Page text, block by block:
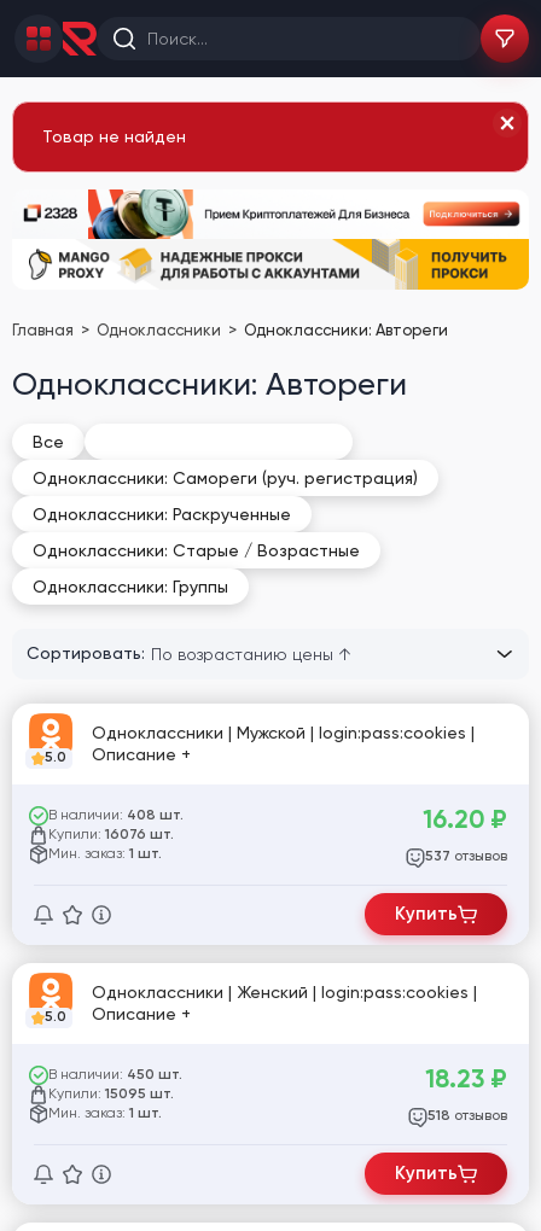
Товар не найден
Главная Одноклассники Одноклассники: Автореги
Одноклассники: Автореги
Все
Одноклассники: Самореги (руч. регистрация)
Одноклассники: Раскрученные
Одноклассники: Старые / Возрастные
Одноклассники: Группы
Сортировать:
5.0
Одноклассники | Мужской | login:pass:cookies |
Описание +
В наличии: 408 шт.
Купили: 16076 шт.
Мин. заказ: 1 шт.
16.20 ₽
537 отзывов
Купить
5.0
Одноклассники | Женский | login:pass:cookies |
Описание +
В наличии: 450 шт.
Купили: 15095 шт.
Мин. заказ: 1 шт.
18.23 ₽
518 отзывов
Купить